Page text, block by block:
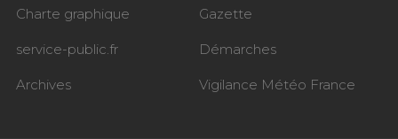
Charte graphique Gazette
service-public.fr Démarches
Archives Vigilance Météo France